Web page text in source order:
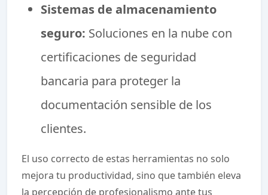
Sistemas de almacenamiento
seguro: Soluciones en la nube con
certificaciones de seguridad
bancaria para proteger la
documentación sensible de los
clientes.
El uso correcto de estas herramientas no solo
mejora tu productividad, sino que también eleva
la percepción de profesionalismo ante tus